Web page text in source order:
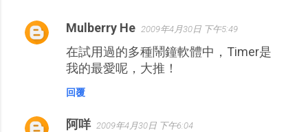
留
Mulberry He 2009年4月30日 下午5:49
在試用過的多種鬧鐘軟體中，Timer是
我的最愛呢，大推！
回覆
阿咩 2009年4月30日 下午6:04